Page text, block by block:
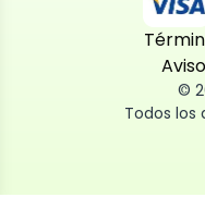
©
Todos los